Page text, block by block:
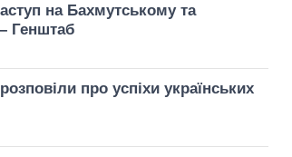
на Бахмутському та
Генштаб
про успіхи українських